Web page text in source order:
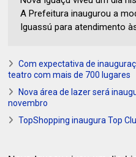
A Prefeitura inaugurou a
Iguassú para atendimento
Com expectativa de
teatro com mais de 700 lugares
Nova área de lazer será
novembro
TopShopping inaugura Top